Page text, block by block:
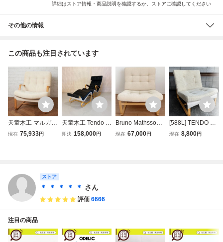
詳細はストア情報・商品説明を確認するか、ストアに確認してください
その他の情報
この商品も注目されています
天童木工 マルガリ
ータ ソファ 1人掛
ットソン TENDO
椅子 IZ95298F
現在 75,933円
天童木工 Tendo ブ
ルーノ・マットソ
ペリアン
即決 158,000円
Bruno Mathsson
／ブルーノ・マッ
現在 67,000円
[588L] TENDO 天
童木工 ブルーノマ
現在 8,800円
ストア
＊ ＊ ＊ ＊ ＊ さん
評価 6666
注目の商品